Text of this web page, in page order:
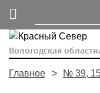
Вологодская
Главное № 39,